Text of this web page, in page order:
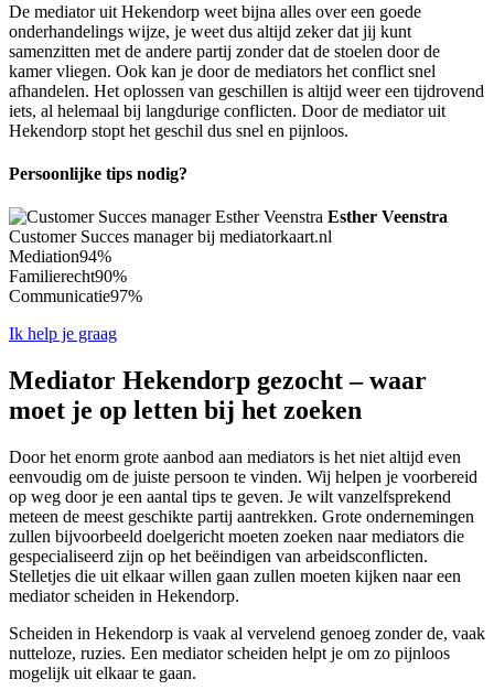
De mediator uit Hekendorp weet bijna alles over een goede
onderhandelings wijze, je weet dus altijd zeker dat jij kunt
samenzitten met de andere partij zonder dat de stoelen door de
kamer vliegen. Ook kan je door de mediators het conflict snel
afhandelen. Het oplossen van geschillen is altijd weer een tijdrovend
iets, al helemaal bij langdurige conflicten. Door de mediator uit
Hekendorp stopt het geschil dus snel en pijnloos.
Persoonlijke tips nodig?
Esther Veenstra
Customer Succes manager bij mediatorkaart.nl
Mediation94%
Familierecht90%
Communicatie97%
Ik help je graag
Mediator Hekendorp gezocht – waar
moet je op letten bij het zoeken
Door het enorm grote aanbod aan mediators is het niet altijd even
eenvoudig om de juiste persoon te vinden. Wij helpen je voorbereid
op weg door je een aantal tips te geven. Je wilt vanzelfsprekend
meteen de meest geschikte partij aantrekken. Grote ondernemingen
zullen bijvoorbeeld doelgericht moeten zoeken naar mediators die
gespecialiseerd zijn op het beëindigen van arbeidsconflicten.
Stelletjes die uit elkaar willen gaan zullen moeten kijken naar een
mediator scheiden in Hekendorp.
Scheiden in Hekendorp is vaak al vervelend genoeg zonder de, vaak
nutteloze, ruzies. Een mediator scheiden helpt je om zo pijnloos
mogelijk uit elkaar te gaan.